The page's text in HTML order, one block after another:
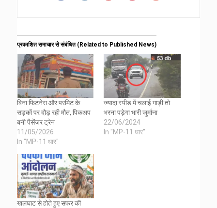
प्रकाशित समाचार से संबंधित (Related to Published News)
बिना फिटनेस और परमिट के
सड़कों पर दौड़ रही मौत, पिकअप
बनी पैसेंजर ट्रेन
11/05/2026
In "MP-11 धार"
ज्यादा स्पीड में चलाई गाड़ी तो
भरना पड़ेगा भारी जुर्माना
22/06/2024
In "MP-11 धार"
खलघाट से होते हुए सफर की